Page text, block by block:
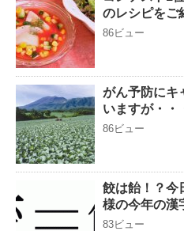
のレシピをご
86ビュー
がん予防にキ
いますが・・
86ビュー
餃は飴！？今
様の今年の漢
83ビュー